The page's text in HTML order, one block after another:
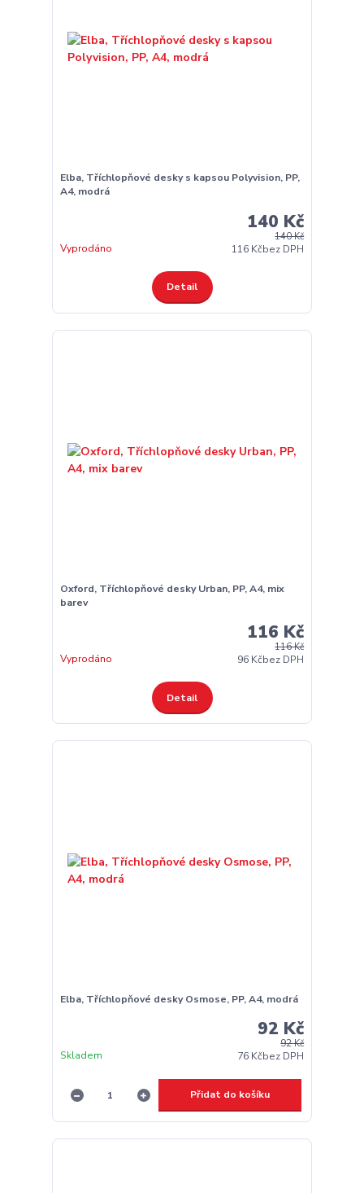
Elba, Tříchlopňové desky s kapsou Polyvision, PP,
A4, modrá
140 Kč
140 Kč
116 Kčbez DPH
Vyprodáno
Detail
Oxford, Tříchlopňové desky Urban, PP, A4, mix
barev
116 Kč
116 Kč
96 Kčbez DPH
Vyprodáno
Detail
Elba, Tříchlopňové desky Osmose, PP, A4, modrá
92 Kč
92 Kč
76 Kčbez DPH
Skladem
Přidat do košíku